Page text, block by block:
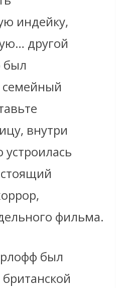
индейку,
другой
был
семейный
внутри
фильма.
был